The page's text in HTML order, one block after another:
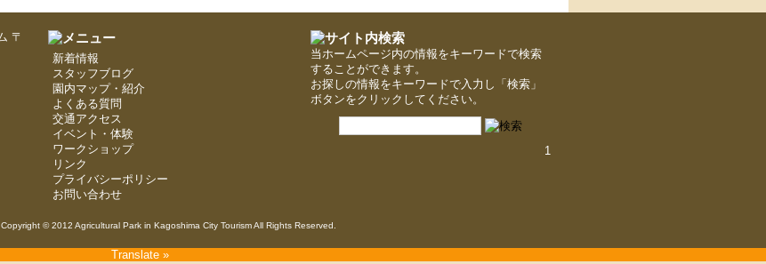
〒
新着情報
スタッフブログ
園内マップ・紹介
よくある質問
交通アクセス
イベント・体験
ワークショップ
リンク
プライバシーポリシー
お問い合わせ
当ホームページ内の情報をキーワードで検索
することができます。
お探しの情報をキーワードで入力し「検索」
ボタンをクリックしてください。
1
Copyright © 2012 Agricultural Park in Kagoshima City Tourism All Rights Reserved.
Translate »